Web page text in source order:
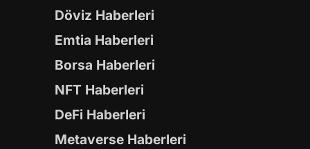
Döviz Haberleri
Emtia Haberleri
Borsa Haberleri
NFT Haberleri
DeFi Haberleri
Metaverse Haberleri